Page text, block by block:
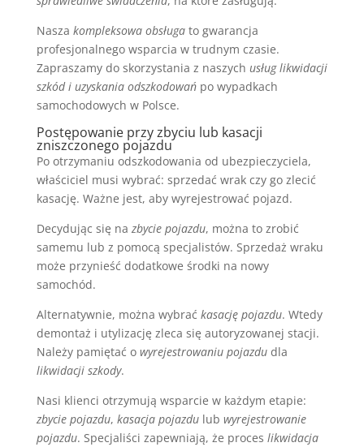
Nasza kompleksowa obsługato gwarancja
profesjonalnego wsparcia w trudnym czasie.
Zapraszamy do skorzystania z naszych usług likwidacji
szkód i uzyskania odszkodowańpo wypadkach
samochodowych w Polsce.
Postępowanie przy zbyciu lub kasacji
zniszczonego pojazdu
Po otrzymaniu odszkodowania od ubezpieczyciela,
właściciel musi wybrać: sprzedać wrak czy go zlecić
kasację. Ważne jest, aby wyrejestrować pojazd.
Decydując się na zbycie pojazdu, można to zrobić
samemu lub z pomocą specjalistów. Sprzedaż wraku
może przynieść dodatkowe środki na nowy
samochód.
Alternatywnie, można wybrać kasację pojazdu. Wtedy
demontaż i utylizację zleca się autoryzowanej stacji.
Należy pamiętać o wyrejestrowaniu pojazdudla
likwidacji szkody.
Nasi klienci otrzymują wsparcie w każdym etapie:
zbycie pojazdu, kasacja pojazdulub wyrejestrowanie
pojazdu. Specjaliści zapewniają, że proces likwidacja